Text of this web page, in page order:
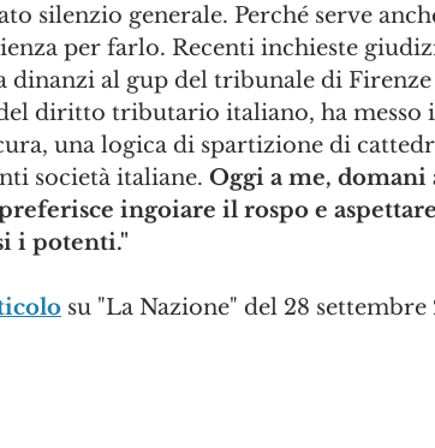
silenzio generale. Perché serve
per farlo. Recenti inchieste
dinanzi al gup del tribunale di
diritto tributario italiano, ha messo
una logica di spartizione di
società italiane. Oggi a me, domani
ingoiare il rospo e
i potenti."
su "La Nazione" del 28 settembre